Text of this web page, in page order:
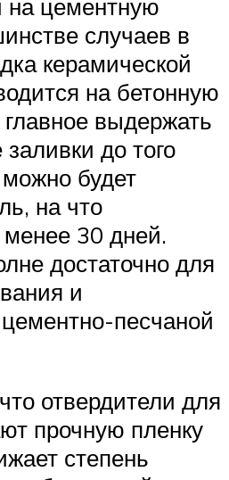
на цементную
случаев в
керамической
на бетонную
главное выдержать
до того
будет
на что
менее 30 дней.
достаточно для
и
песчаной
отвердители для
прочную пленку
степень